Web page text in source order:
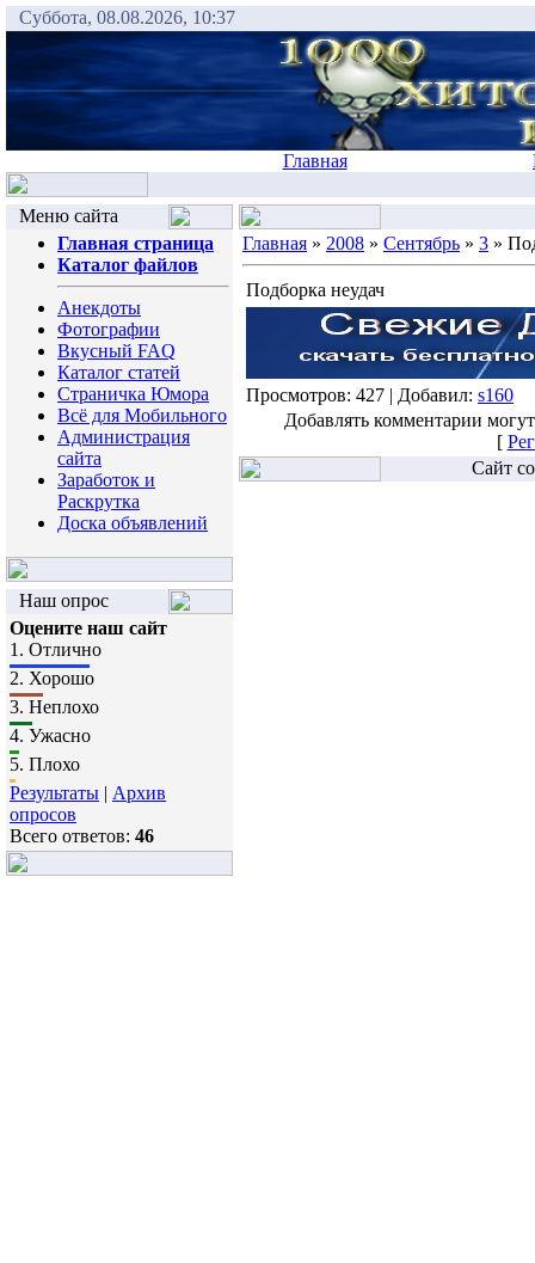
Суббота, 08.08.2026, 10:37
Главная
Меню сайта
Главная страница
Каталог файлов
Анекдоты
Фотографии
Вкусный FAQ
Каталог статей
Страничка Юмора
Всё для Мобильного
Администрация
сайта
Заработок и
Раскрутка
Доска объявлений
Наш опрос
Оцените наш сайт
1. Отлично
2. Хорошо
3. Неплохо
4. Ужасно
5. Плохо
Результаты | Архив
опросов
Всего ответов: 46
Главная » 2008 » Сентябрь » 3 »
Подборка неудач
Просмотров: 427 | Добавил: s160
Добавлять комментарии
[
Сайт